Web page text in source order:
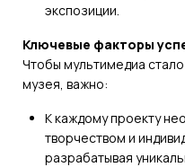
экспозиции.
Ключевые факторы
Чтобы мультимедиа
музея, важно:
К каждому проекту
творчеством и
разрабатывая